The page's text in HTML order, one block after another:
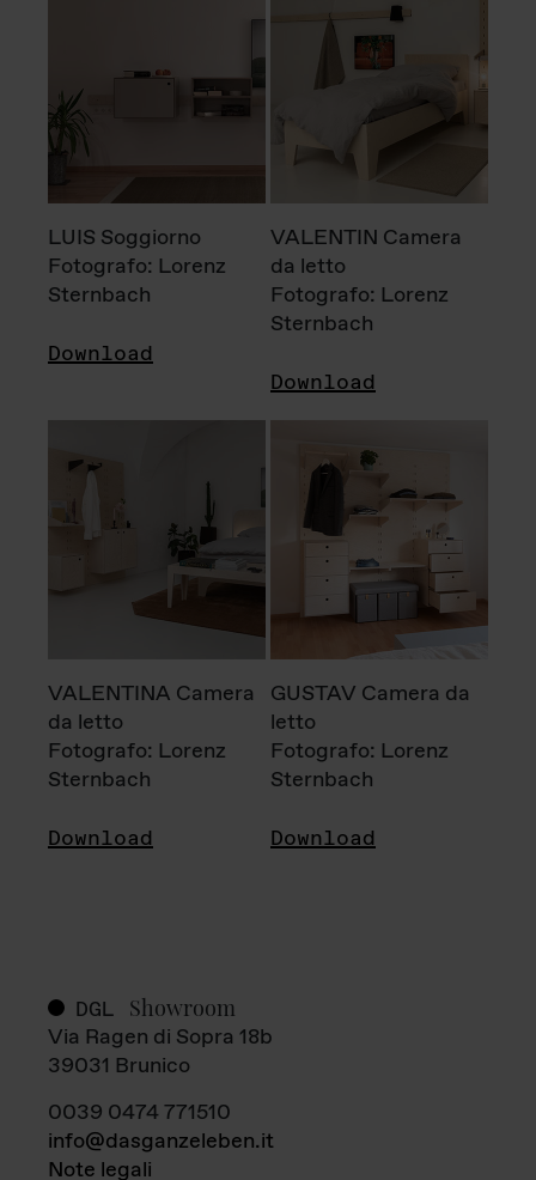
LUIS Soggiorno
Fotografo: Lorenz
Sternbach
Download
VALENTIN Camera
da letto
Fotografo: Lorenz
Sternbach
Download
VALENTINA Camera
da letto
Fotografo: Lorenz
Sternbach
Download
GUSTAV Camera da
letto
Fotografo: Lorenz
Sternbach
Download
DGL Showroom
Via Ragen di Sopra 18b
39031 Brunico
0039 0474 771510
info@dasganzeleben.it
Note legali